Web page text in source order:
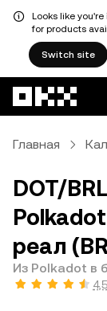
Looks like
for products
Switch site
Главная
DOT/
реал
Из Polkadot в
4,5